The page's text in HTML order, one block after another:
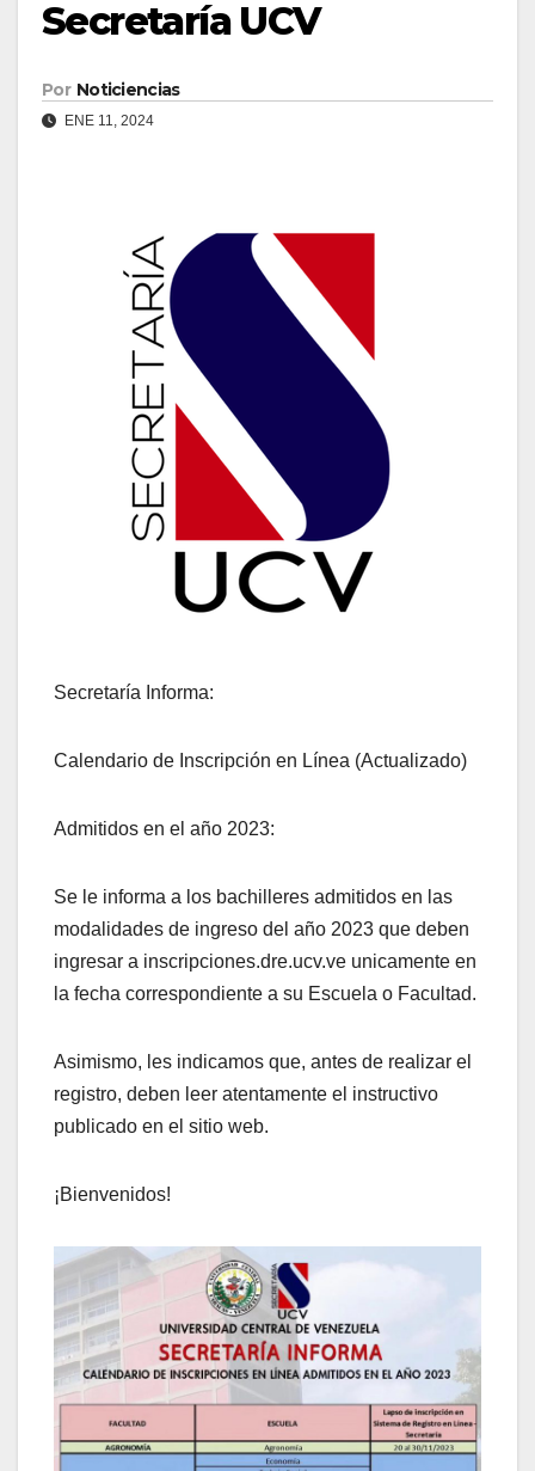
Secretaría UCV
Por Noticiencias
ENE 11, 2024
Secretaría Informa:
Calendario de Inscripción en Línea (Actualizado)
Admitidos en el año 2023:
Se le informa a los bachilleres admitidos en las
modalidades de ingreso del año 2023 que deben
ingresar a inscripciones.dre.ucv.ve unicamente en
la fecha correspondiente a su Escuela o Facultad.
Asimismo, les indicamos que, antes de realizar el
registro, deben leer atentamente el instructivo
publicado en el sitio web.
¡Bienvenidos!